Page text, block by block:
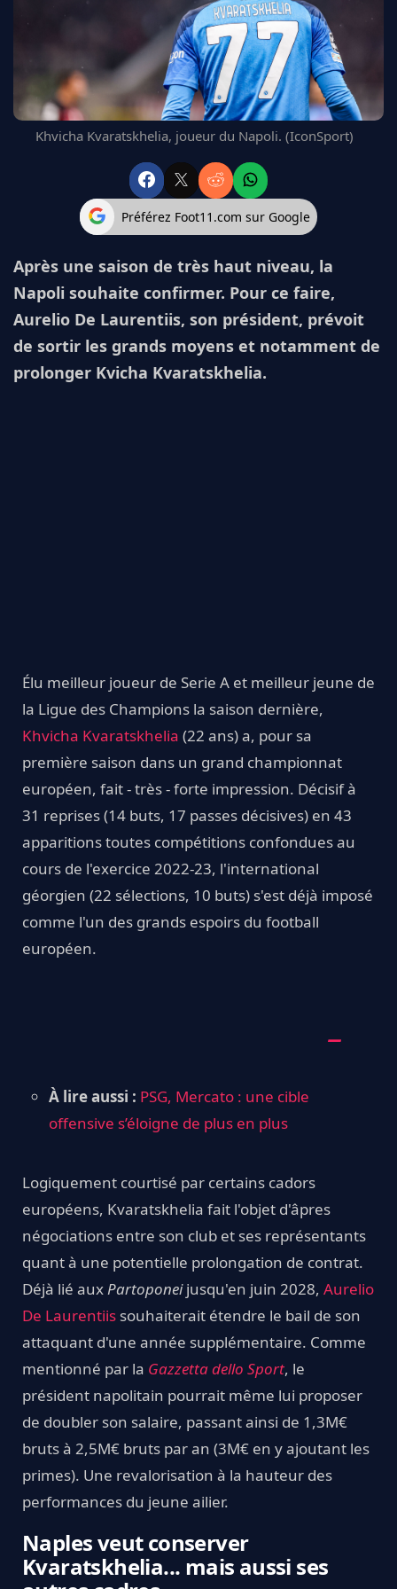
FC BARCELONE
ARSENAL
BAYERN
L'AVIS DE LA RÉDAC'
Khvicha Kvaratskhelia, joueur du Napoli. (IconSport)
Préférez Foot11.com sur Google
Après une saison de très haut niveau, la
Napoli souhaite confirmer. Pour ce faire,
Aurelio De Laurentiis, son président, prévoit
de sortir les grands moyens et notamment de
prolonger Kvicha Kvaratskhelia.
Élu meilleur joueur de Serie A et meilleur jeune de
la Ligue des Champions la saison dernière,
Khvicha Kvaratskhelia (22 ans) a, pour sa
première saison dans un grand championnat
européen, fait - très - forte impression. Décisif à
31 reprises (14 buts, 17 passes décisives) en 43
apparitions toutes compétitions confondues au
cours de l'exercice 2022-23, l'international
géorgien (22 sélections, 10 buts) s'est déjà imposé
comme l'un des grands espoirs du football
européen.
À lire aussi : PSG, Mercato : une cible
offensive s’éloigne de plus en plus
Logiquement courtisé par certains cadors
européens, Kvaratskhelia fait l'objet d'âpres
négociations entre son club et ses représentants
quant à une potentielle prolongation de contrat.
Déjà lié auxPartoponeijusqu'en juin 2028, Aurelio
De Laurentiis souhaiterait étendre le bail de son
attaquant d'une année supplémentaire. Comme
mentionné par la Gazzetta dello Sport, le
président napolitain pourrait même lui proposer
de doubler son salaire, passant ainsi de 1,3M€
bruts à 2,5M€ bruts par an (3M€ en y ajoutant les
primes). Une revalorisation à la hauteur des
performances du jeune ailier.
Naples veut conserver
Kvaratskhelia... mais aussi ses